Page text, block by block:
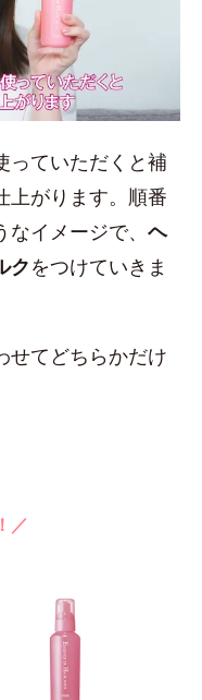
っていただくと補
上がります。順番
なイメージで、 ヘ
クをつけていきま
せてどちらかだけ
／